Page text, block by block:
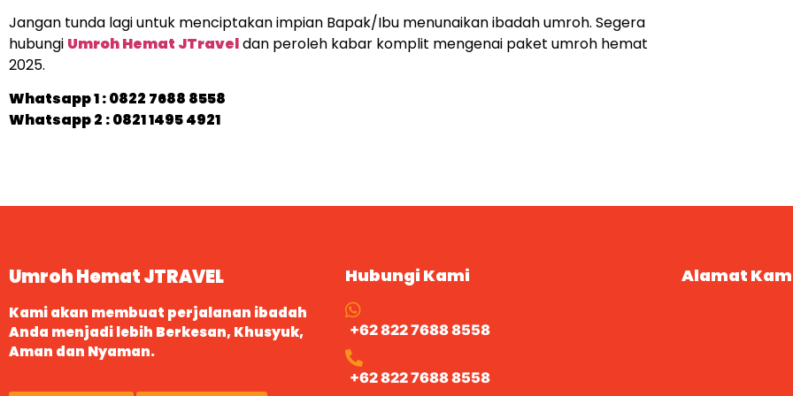
Jangan tunda lagi untuk menciptakan impian Bapak/Ibu menunaikan ibadah umroh. Segera
hubungi Umroh Hemat JTraveldan peroleh kabar komplit mengenai paket umroh hemat
2025.
Whatsapp 1 :0822 7688 8558
Whatsapp 2 : 0821 1495 4921
Umroh Hemat JTRAVEL
Kami akan membuat perjalanan ibadah
Anda menjadi lebih Berkesan, Khusyuk,
Aman dan Nyaman.
Hubungi Kami
+62 822 7688 8558
+62 822 7688 8558
Alamat